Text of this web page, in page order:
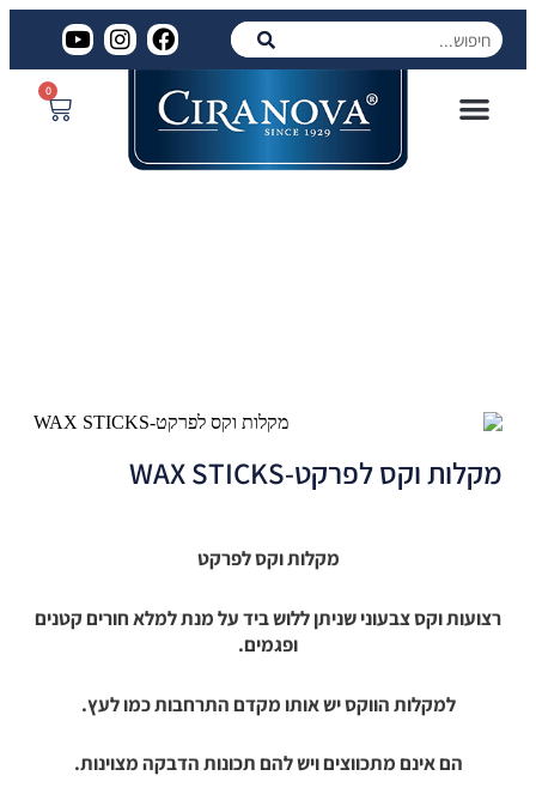
0
מקלות וקס לפרקט-WAX STICKS
מקלות וקס לפרקט
רצועות וקס צבעוני שניתן ללוש ביד על מנת למלא חורים קטנים
ופגמים.
למקלות הווקס יש אותו מקדם התרחבות כמו לעץ.
הם אינם מתכווצים ויש להם תכונות הדבקה מצוינות.